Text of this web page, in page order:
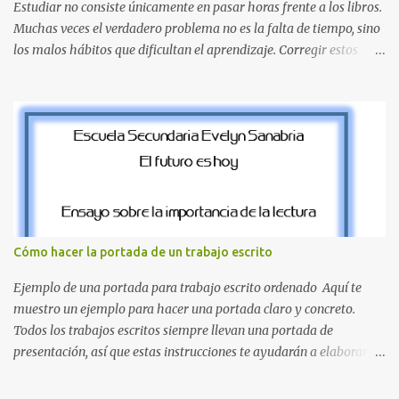
Estudiar no consiste únicamente en pasar horas frente a los libros.
Muchas veces el verdadero problema no es la falta de tiempo, sino
los malos hábitos que dificultan el aprendizaje. Corregir estos
exámenes, tareas y proyectos escolares. En esta guía descubrirás
cuáles son los errores más comunes al estudiar, por qué afectan tu
rendimiento y qué puedes hacer para evitarlos. Si eres estudiante
¿Por qué es importante identificar los errores al estudiar? Muchas
personas creen que estudiar durante varias horas garantiza
buenos resultados. Sin embargo, la calidad del estudio es mucho
más importante que la cantidad de tiempo invertido. Cuando
detectas y corrige...
Cómo hacer la portada de un trabajo escrito
Ejemplo de una portada para trabajo escrito ordenado Aquí te
muestro un ejemplo para hacer una portada claro y concreto.
Todos los trabajos escritos siempre llevan una portada de
presentación, así que estas instrucciones te ayudarán a elaborar